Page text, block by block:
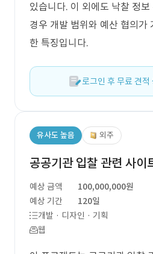
있습니다. 이 외에도 낙찰 정
경우 개발 범위와 예산 협의가
한 특징입니다.
로그인 후 무료 견적
유사도 높음 외주
공공기관 입찰 관련 사이
예상 금액
100,000,000원
예상 기간
120일
개발 · 디자인 · 기획
웹